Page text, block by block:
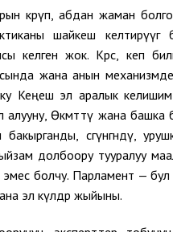
көрүп, абдан жаман
шайкеш келтирүүгө
келген жок. Көрсө, кеп
жана анын
Кеңеш эл аралык
Өкмөттү жана башка
сөгүнгөндү,
долбоору тууралуу
болчу. Парламент —
эл өкүлдөр жыйыны.